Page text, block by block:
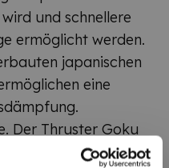
und schnellere
ermöglicht werden.
japanischen
eine
Der Thruster Goku